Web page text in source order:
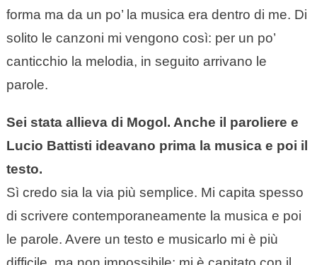
forma ma da un po’ la musica era dentro di me. Di
solito le canzoni mi vengono così: per un po’
canticchio la melodia, in seguito arrivano le
parole.
Sei stata allieva di Mogol. Anche il paroliere e
Lucio Battisti ideavano prima la musica e poi il
testo.
Sì credo sia la via più semplice. Mi capita spesso
di scrivere contemporaneamente la musica e poi
le parole. Avere un testo e musicarlo mi è più